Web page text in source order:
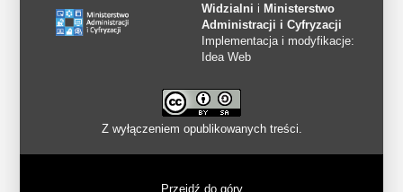
Widzialni i Ministerstwo
Administracji i Cyfryzacji
Implementacja i modyfikacje:
Idea Web
Z wyłączeniem opublikowanych treści.
Przejdź do góry